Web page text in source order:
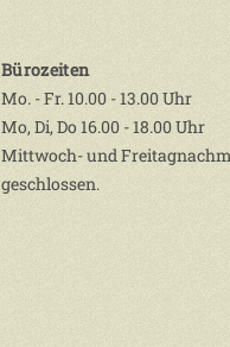
Bürozeiten
Mo. - Fr. 10.00 - 13.00 Uhr
Mo, Di, Do 16.00 - 18.00 Uhr
Mittwoch- und
geschlossen.